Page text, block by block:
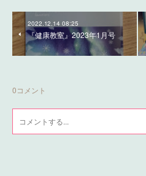
2022.12.14 08:25
『健康教室』2023年1月号
0コメント